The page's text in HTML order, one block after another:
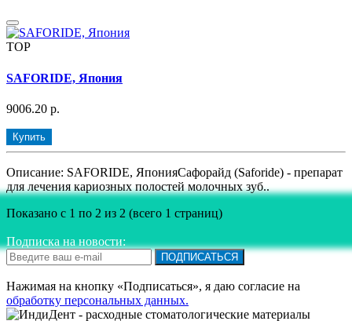
TOP
SAFORIDE, Япония
9006.20 р.
Купить
Описание: SAFORIDE, ЯпонияСафорайд (Saforide) - препарат
для лечения кариозных полостей молочных зуб..
Показано с 1 по 2 из 2 (всего 1 страниц)
Подписка на новости:
ПОДПИСАТЬСЯ
Нажимая на кнопку «Подписаться», я даю cогласие на
обработку персональных данных.